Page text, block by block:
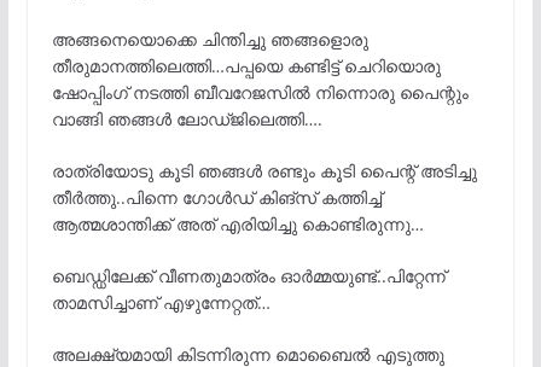
അങ്ങനെയൊക്കെ ചിന്തിച്ചു ഞങ്ങളൊരു
തീരുമാനത്തിലെത്തി…പപ്പയെ കണ്ടിട്ട് ചെറിയൊരു
ഷോപ്പിംഗ് നടത്തി ബീവറേജസിൽ നിന്നൊരു പൈന്റും
വാങ്ങി ഞങ്ങൾ ലോഡ്ജിലെത്തി….
രാത്രിയോടു കൂടി ഞങ്ങൾ രണ്ടും കൂടി പൈന്റ് അടിച്ചു
തീർത്തു..പിന്നെ ഗോൾഡ് കിങ്സ് കത്തിച്ച്
ആത്മശാന്തിക്ക് അത് എരിയിച്ചു കൊണ്ടിരുന്നു…
ബെഡ്ഡിലേക്ക് വീണതുമാത്രം ഓർമ്മയുണ്ട്..പിറ്റേന്ന്
താമസിച്ചാണ് എഴുന്നേറ്റത്…
അലക്ഷ്യമായി കിടന്നിരുന്ന മൊബൈൽ എടുത്തു